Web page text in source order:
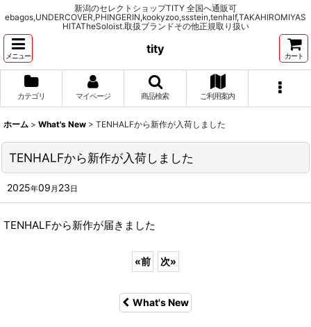
新潟のセレクトショップTITY 全国へ通販可
ebagos,UNDERCOVER,PHINGERIN,kookyzoo,ssstein,tenhalf,TAKAHIROMIYAS
HITATheSoloist.取扱ブランドその他正規取り扱い
メニュー
tity
カート
カテゴリ マイページ 商品検索 ご利用案内
ホーム > What's New > TENHALFから新作が入荷しました
TENHALFから新作が入荷しました
2025年09 月 23日
TENHALFから新作が届きました
«前 次»
What's New